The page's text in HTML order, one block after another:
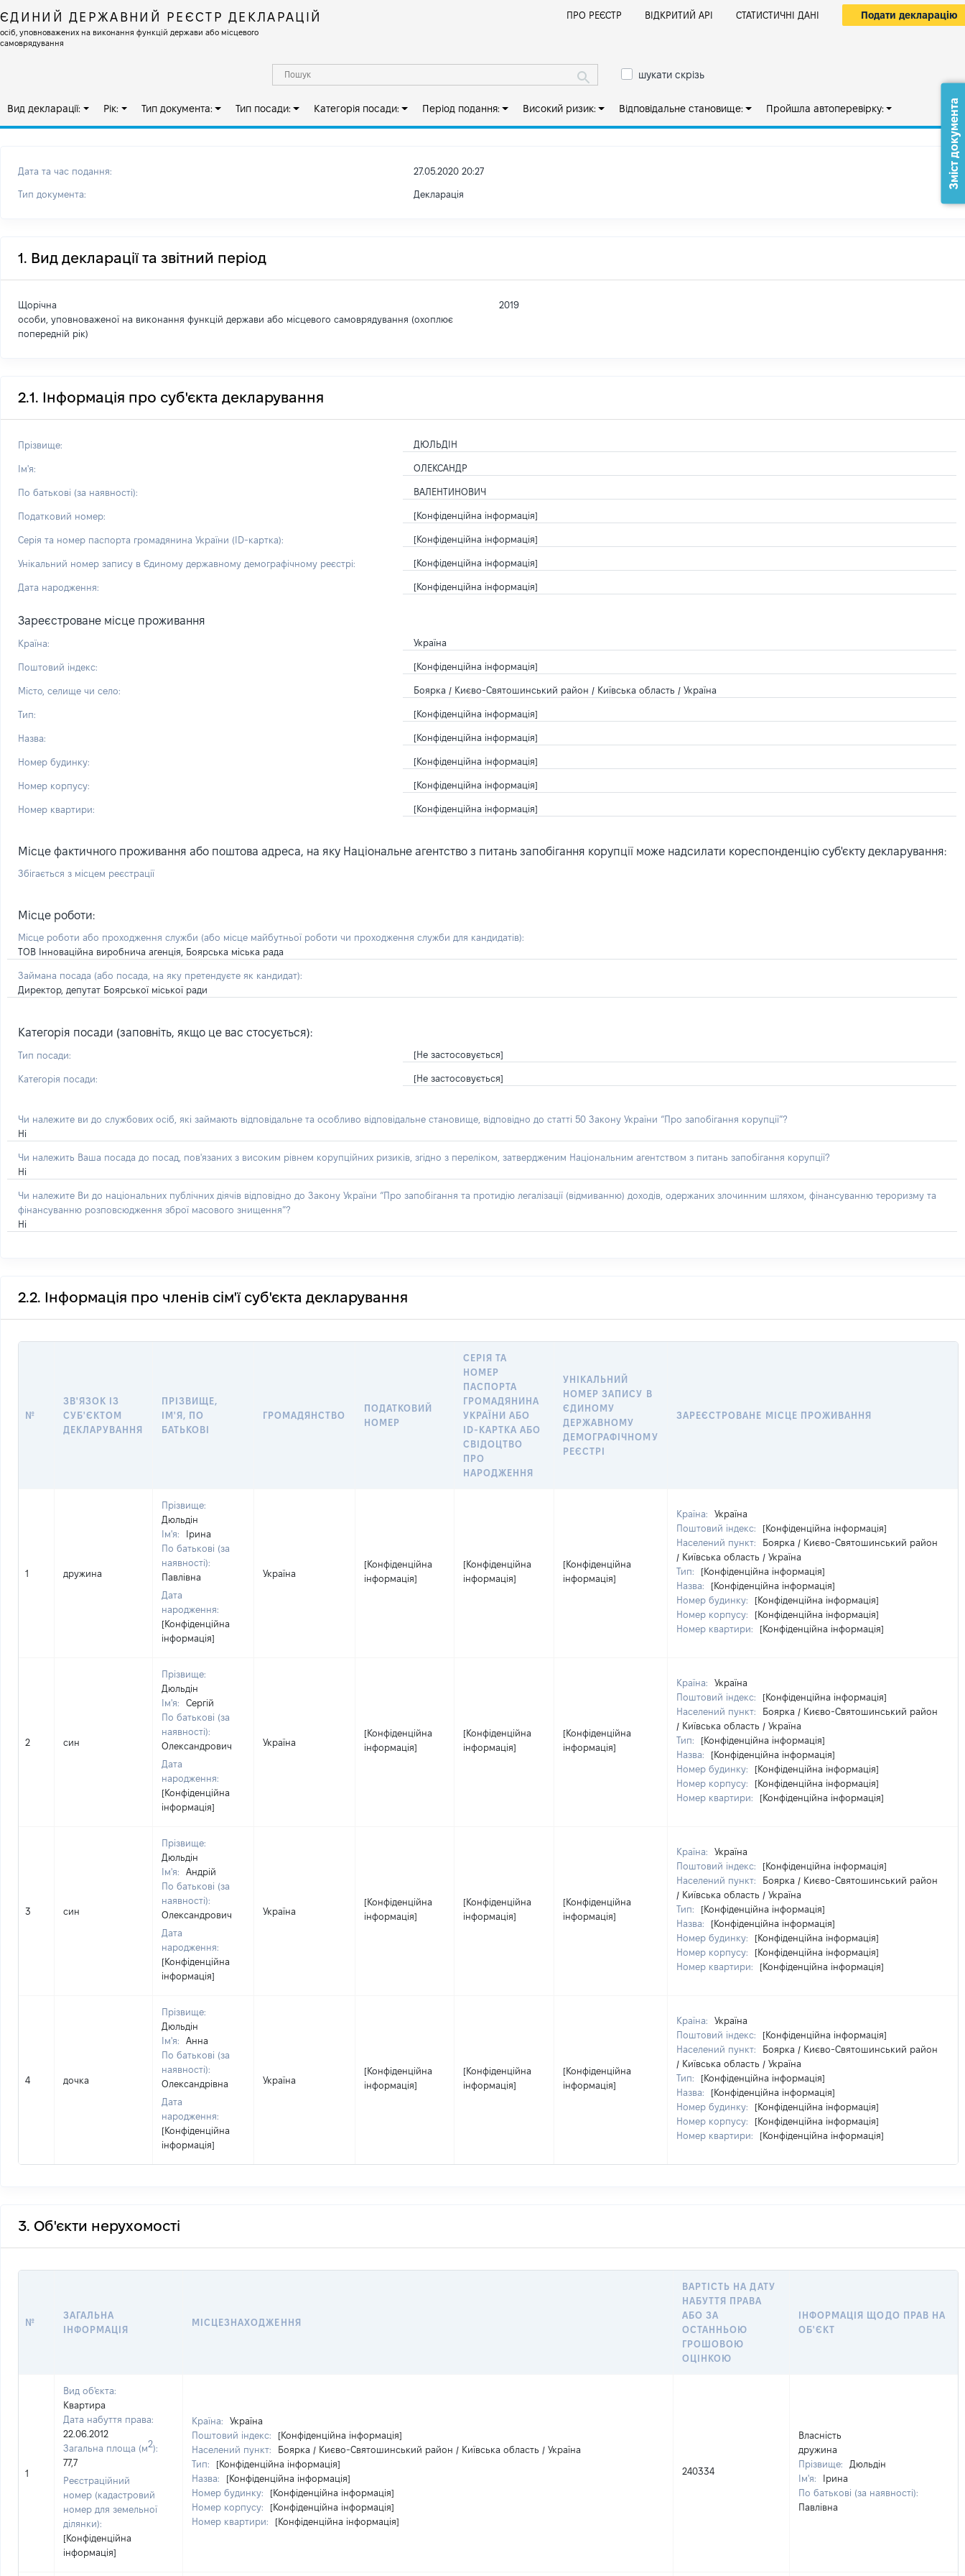
ЄДИНИЙ ДЕРЖАВНИЙ РЕЄСТР ДЕКЛАРАЦІЙ
осіб, уповноважених на виконання функцій держави або місцевого
самоврядування
ПРО РЕЄСТР ВІДКРИТИЙ АРІ СТАТИСТИЧНІ ДАНІ Подати декларацію
шукати скрізь
Вид декларації: Рік: Тип документа: Тип посади: Категорія посади: Період подання: Високий ризик: Відповідальне становище: Пройшла автоперевірку:
Дата та час подання: 27.05.2020 20:27
Тип документа: Декларація
1. Вид декларації та звітний період
Щорічна
особи, уповноваженої на виконання функцій держави або місцевого самоврядування (охоплює
попередній рік)
2019
2.1. Інформація про суб'єкта декларування
Прізвище: ДЮЛЬДІН
Ім'я: ОЛЕКСАНДР
По батькові (за наявності): ВАЛЕНТИНОВИЧ
Податковий номер: [Конфіденційна інформація]
Серія та номер паспорта громадянина України (ID-картка): [Конфіденційна інформація]
Унікальний номер запису в Єдиному державному демографічному реєстрі: [Конфіденційна інформація]
Дата народження: [Конфіденційна інформація]
Зареєстроване місце проживання
Країна: Україна
Поштовий індекс: [Конфіденційна інформація]
Місто, селище чи село: Боярка / Києво-Святошинський район / Київська область / Україна
Тип: [Конфіденційна інформація]
Назва: [Конфіденційна інформація]
Номер будинку: [Конфіденційна інформація]
Номер корпусу: [Конфіденційна інформація]
Номер квартири: [Конфіденційна інформація]
Місце фактичного проживання або поштова адреса, на яку Національне агентство з питань запобігання корупції може надсилати кореспонденцію суб'єкту декларування:
Збігається з місцем реєстрації
Місце роботи:
Місце роботи або проходження служби (або місце майбутньої роботи чи проходження служби для кандидатів):
ТОВ Інноваційна виробнича агенція, Боярська міська рада
Займана посада (або посада, на яку претендуєте як кандидат):
Директор, депутат Боярської міської ради
Категорія посади (заповніть, якщо це вас стосується):
Тип посади: [Не застосовується]
Категорія посади: [Не застосовується]
Чи належите ви до службових осіб, які займають відповідальне та особливо відповідальне становище, відповідно до статті 50 Закону України “Про запобігання корупції”?
Ні
Чи належить Ваша посада до посад, пов'язаних з високим рівнем корупційних ризиків, згідно з переліком, затвердженим Національним агентством з питань запобігання корупції?
Ні
Чи належите Ви до національних публічних діячів відповідно до Закону України “Про запобігання та протидію легалізації (відмиванню) доходів, одержаних злочинним шляхом, фінансуванню тероризму та
фінансуванню розповсюдження зброї масового знищення”?
Ні
2.2. Інформація про членів сім'ї суб'єкта декларування
№
ЗВ'ЯЗОК ІЗ
СУБ'ЄКТОМ
ДЕКЛАРУВАННЯ
ПРІЗВИЩЕ,
ІМ'Я, ПО
БАТЬКОВІ
ГРОМАДЯНСТВО
ПОДАТКОВИЙ
НОМЕР
СЕРІЯ ТА
НОМЕР
ПАСПОРТА
ГРОМАДЯНИНА
УКРАЇНИ АБО
ID-КАРТКА АБО
СВІДОЦТВО
ПРО
НАРОДЖЕННЯ
УНІКАЛЬНИЙ
НОМЕР ЗАПИСУ В
ЄДИНОМУ
ДЕРЖАВНОМУ
ДЕМОГРАФІЧНОМУ
РЕЄСТРІ
ЗАРЕЄСТРОВАНЕ МІСЦЕ ПРОЖИВАННЯ
1 дружина
Прізвище:
Дюльдін
Ім'я:
Ірина
По батькові (за
наявності):
Павлівна
Дата
народження:
[Конфіденційна
інформація]
Україна
[Конфіденційна
інформація]
[Конфіденційна
інформація]
[Конфіденційна
інформація]
Країна:
Україна
Поштовий індекс:
[Конфіденційна інформація]
Населений пункт:
Боярка / Києво-Святошинський район
/ Київська область / Україна
Тип:
[Конфіденційна інформація]
Назва:
[Конфіденційна інформація]
Номер будинку:
[Конфіденційна інформація]
Номер корпусу:
[Конфіденційна інформація]
Номер квартири:
[Конфіденційна інформація]
2 син
Прізвище:
Дюльдін
Ім'я:
Сергій
По батькові (за
наявності):
Олександрович
Дата
народження:
[Конфіденційна
інформація]
Україна
[Конфіденційна
інформація]
[Конфіденційна
інформація]
[Конфіденційна
інформація]
Країна:
Україна
Поштовий індекс:
[Конфіденційна інформація]
Населений пункт:
Боярка / Києво-Святошинський район
/ Київська область / Україна
Тип:
[Конфіденційна інформація]
Назва:
[Конфіденційна інформація]
Номер будинку:
[Конфіденційна інформація]
Номер корпусу:
[Конфіденційна інформація]
Номер квартири:
[Конфіденційна інформація]
3 син
Прізвище:
Дюльдін
Ім'я:
Андрій
По батькові (за
наявності):
Олександрович
Дата
народження:
[Конфіденційна
інформація]
Україна
[Конфіденційна
інформація]
[Конфіденційна
інформація]
[Конфіденційна
інформація]
Країна:
Україна
Поштовий індекс:
[Конфіденційна інформація]
Населений пункт:
Боярка / Києво-Святошинський район
/ Київська область / Україна
Тип:
[Конфіденційна інформація]
Назва:
[Конфіденційна інформація]
Номер будинку:
[Конфіденційна інформація]
Номер корпусу:
[Конфіденційна інформація]
Номер квартири:
[Конфіденційна інформація]
4 дочка
Прізвище:
Дюльдін
Ім'я:
Анна
По батькові (за
наявності):
Олександрівна
Дата
народження:
[Конфіденційна
інформація]
Україна
[Конфіденційна
інформація]
[Конфіденційна
інформація]
[Конфіденційна
інформація]
Країна:
Україна
Поштовий індекс:
[Конфіденційна інформація]
Населений пункт:
Боярка / Києво-Святошинський район
/ Київська область / Україна
Тип:
[Конфіденційна інформація]
Назва:
[Конфіденційна інформація]
Номер будинку:
[Конфіденційна інформація]
Номер корпусу:
[Конфіденційна інформація]
Номер квартири:
[Конфіденційна інформація]
3. Об'єкти нерухомості
№
ЗАГАЛЬНА
ІНФОРМАЦІЯ
МІСЦЕЗНАХОДЖЕННЯ
ВАРТІСТЬ НА ДАТУ
НАБУТТЯ ПРАВА
АБО ЗА
ОСТАННЬОЮ
ГРОШОВОЮ
ОЦІНКОЮ
ІНФОРМАЦІЯ ЩОДО ПРАВ НА
ОБ'ЄКТ
1
Вид об'єкта:
Квартира
Дата набуття права:
22.06.2012
Загальна площа (м2):
77,7
Реєстраційний
номер (кадастровий
номер для земельної
ділянки):
[Конфіденційна
інформація]
Країна:
Україна
Поштовий індекс:
[Конфіденційна інформація]
Населений пункт:
Боярка / Києво-Святошинський район / Київська область / Україна
Тип:
[Конфіденційна інформація]
Назва:
[Конфіденційна інформація]
Номер будинку:
[Конфіденційна інформація]
Номер корпусу:
[Конфіденційна інформація]
Номер квартири:
[Конфіденційна інформація]
240334
Власність
дружина
Прізвище:
Дюльдін
Ім'я:
Ірина
По батькові (за наявності):
Павлівна
Зміст документа